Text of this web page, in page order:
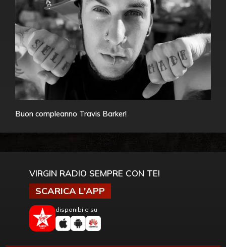
Buon compleanno Travis Barker!
VIRGIN RADIO SEMPRE CON TE!
SCARICA L'APP
disponibile su